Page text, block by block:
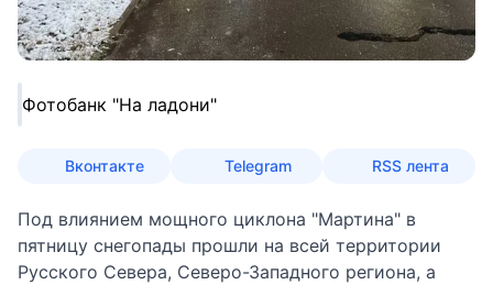
Фотобанк "На ладони"
Вконтакте Telegram RSS лента
Под влиянием мощного циклона "Мартина" в
пятницу снегопады прошли на всей территории
Русского Севера, Северо-Западного региона, а